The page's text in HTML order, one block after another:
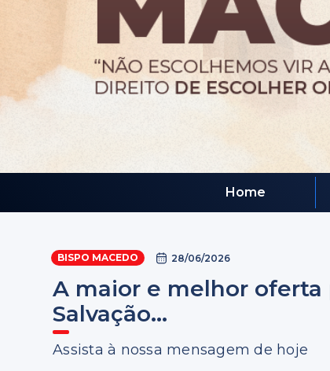
Home
BISPO MACEDO 28/06/2026
A maior e melhor oferta
Salvação...
Assista à nossa mensagem de hoje